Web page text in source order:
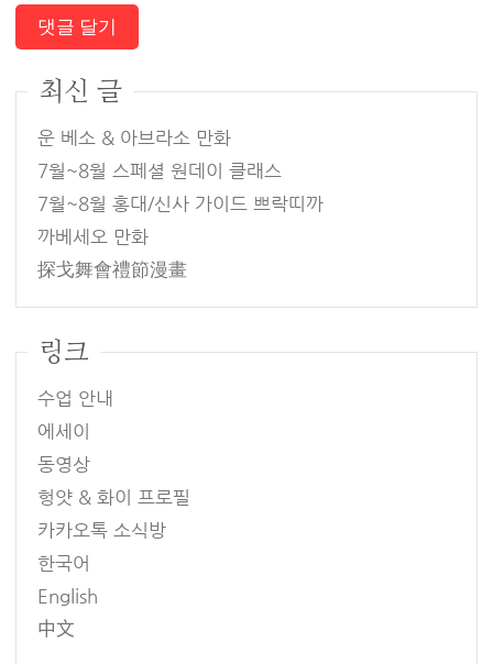
최신 글
운 베소 & 아브라소 만화
7월~8월 스페셜 원데이 클래스
7월~8월 홍대/신사 가이드 쁘락띠까
까베세오 만화
探戈舞會禮節漫畫
링크
수업 안내
에세이
동영상
헝얏 & 화이 프로필
카카오톡 소식방
한국어
English
中文